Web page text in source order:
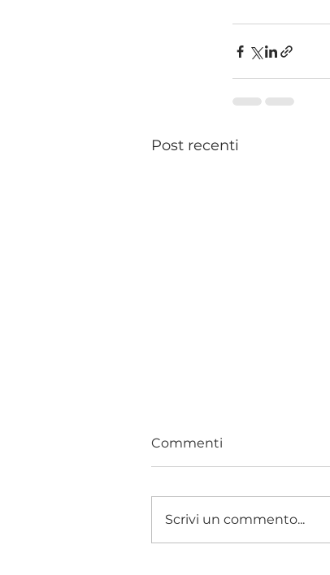
Post recenti
Ciao Carlo
Commenti
Scrivi un commento...